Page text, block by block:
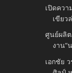
เปิดคว
เขียว
ศูนย์ผลิ
งาน“
เอกชัย